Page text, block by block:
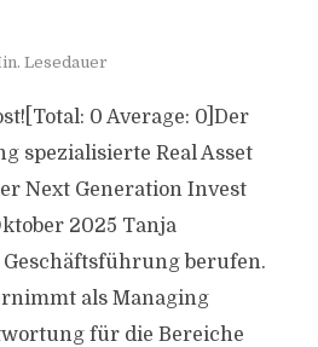
Lesedauer
0 Average: 0]Der
spezialisierte Real Asset
Next Generation Invest
2025 Tanja
berufen.
als Managing
für die Bereiche